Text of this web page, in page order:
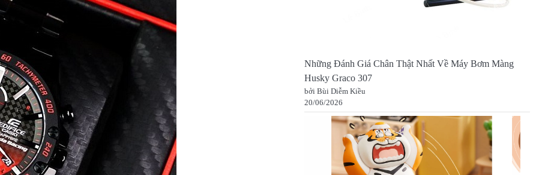
Những Đánh Giá Chân Thật Nhất Về Máy Bơm Màng
Husky Graco 307
bởi Bùi Diễm Kiều
20/06/2026